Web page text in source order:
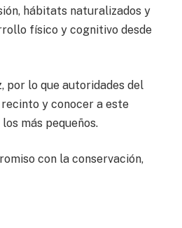
hábitats naturalizados y
físico y cognitivo desde
por lo que autoridades del
y conocer a este
más pequeños.
con la conservación,